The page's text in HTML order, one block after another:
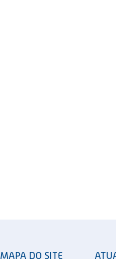
MAPA DO SITE